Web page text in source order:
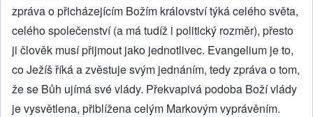
zpráva o přicházejícím Božím království týká celého světa,
celého společenství (a má tudíž i politický rozměr), přesto
ji člověk musí přijmout jako jednotlivec. Evangelium je to,
co Ježíš říká a zvěstuje svým jednáním, tedy zpráva o tom,
že se Bůh ujímá své vlády. Překvapivá podoba Boží vlády
je vysvětlena, přiblížena celým Markovým vyprávěním.